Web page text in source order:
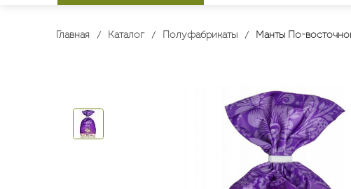
Главная Каталог Полуфабрикаты Манты По-